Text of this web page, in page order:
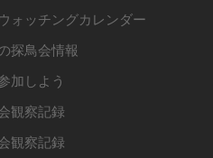
ォッチングカレンダー
探鳥会情報
加しよう
観察記録
観察記録